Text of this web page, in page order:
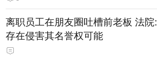
离职员工在朋友圈吐槽前老板 法院:
存在侵害其名誉权可能